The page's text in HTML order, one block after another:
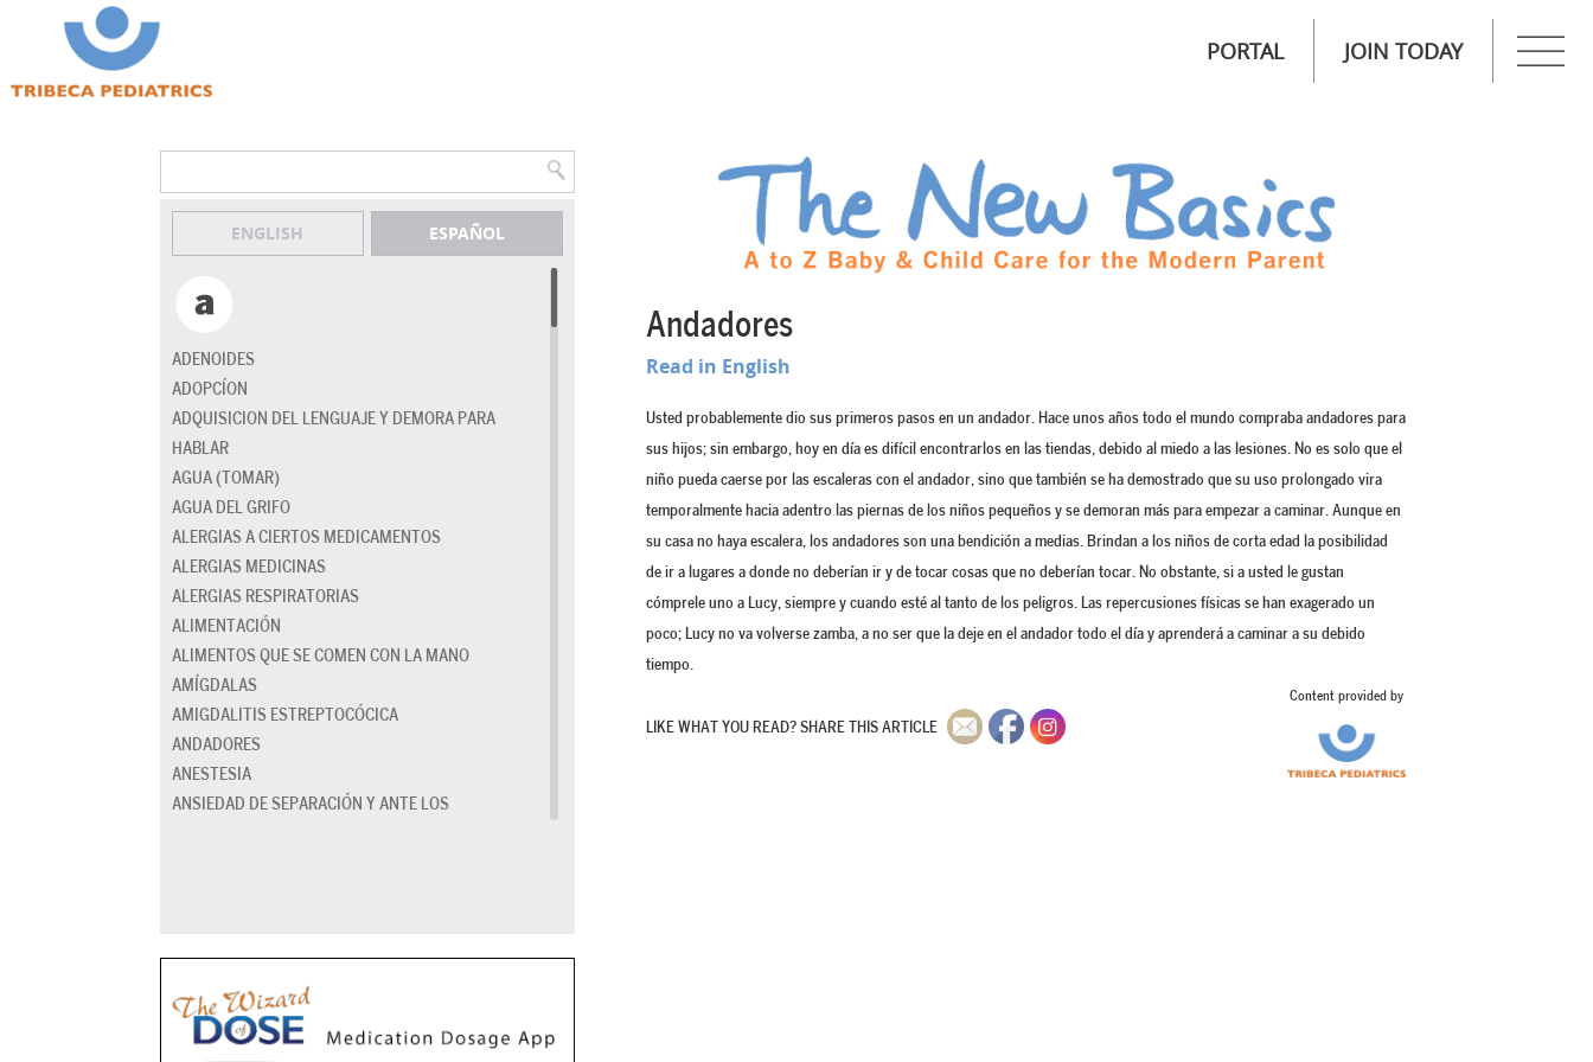
PORTAL JOIN TODAY
ENGLISH ESPAÑOL
ADENOIDES
ADOPCÍON
ADQUISICION DEL LENGUAJE Y DEMORA PARA
HABLAR
AGUA (TOMAR)
AGUA DEL GRIFO
ALERGIAS A CIERTOS MEDICAMENTOS
ALERGIAS MEDICINAS
ALERGIAS RESPIRATORIAS
ALIMENTACIÓN
ALIMENTOS QUE SE COMEN CON LA MANO
AMÍGDALAS
AMIGDALITIS ESTREPTOCÓCICA
ANDADORES
ANESTESIA
ANSIEDAD DE SEPARACIÓN Y ANTE LOS
APRENDER A IR AL BAÑO
ASEO
Andadores
Read in English
Usted probablemente dio sus primeros pasos en un andador. Hace unos años todo el mundo compraba andadores para
sus hijos; sin embargo, hoy en día es difícil encontrarlos en las tiendas, debido al miedo a las lesiones. No es solo que el
niño pueda caerse por las escaleras con el andador, sino que también se ha demostrado que su uso prolongado vira
temporalmente hacia adentro las piernas de los niños pequeños y se demoran más para empezar a caminar. Aunque en
su casa no haya escalera, los andadores son una bendición a medias. Brindan a los niños de corta edad la posibilidad
de ir a lugares a donde no deberían ir y de tocar cosas que no deberían tocar. No obstante, si a usted le gustan
cómprele uno a Lucy, siempre y cuando esté al tanto de los peligros. Las repercusiones físicas se han exagerado un
poco; Lucy no va volverse zamba, a no ser que la deje en el andador todo el día y aprenderá a caminar a su debido
tiempo.
LIKE WHAT YOU READ? SHARE THIS ARTICLE
Content provided by